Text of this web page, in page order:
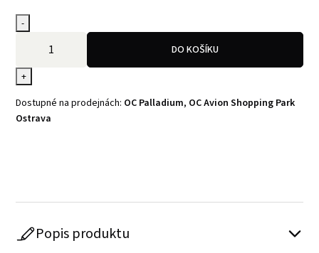
-
+
DO KOŠÍKU
Dostupné na prodejnách: OC Palladium, OC Avion Shopping Park
Ostrava
Popis produktu